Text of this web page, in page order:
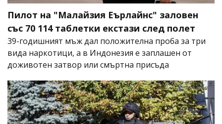
Пилот на "Малайзия Еърлайнс" заловен
със 70 114 таблетки екстази след полет
39-годишният мъж дал положителна проба за три
вида наркотици, а в Индонезия е заплашен от
доживотен затвор или смъртна присъда